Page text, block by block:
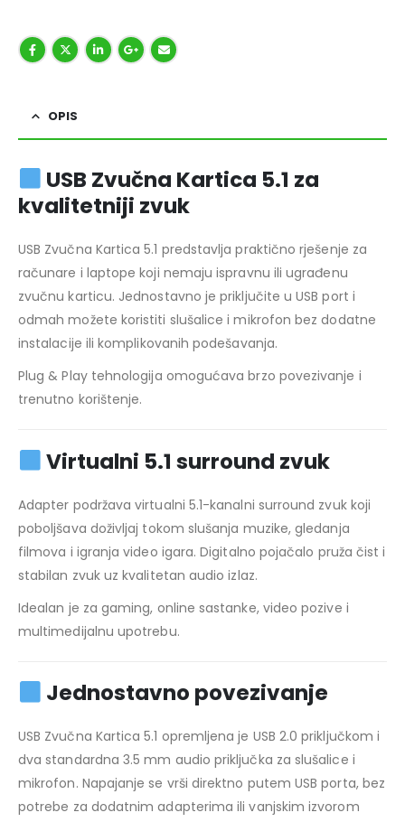
OPIS
USB Zvučna Kartica 5.1 za
kvalitetniji zvuk
USB Zvučna Kartica 5.1 predstavlja praktično rješenje za
računare i laptope koji nemaju ispravnu ili ugrađenu
zvučnu karticu. Jednostavno je priključite u USB port i
odmah možete koristiti slušalice i mikrofon bez dodatne
instalacije ili komplikovanih podešavanja.
Plug & Play tehnologija omogućava brzo povezivanje i
trenutno korištenje.
Virtualni 5.1 surround zvuk
Adapter podržava virtualni 5.1-kanalni surround zvuk koji
poboljšava doživljaj tokom slušanja muzike, gledanja
filmova i igranja video igara. Digitalno pojačalo pruža čist i
stabilan zvuk uz kvalitetan audio izlaz.
Idealan je za gaming, online sastanke, video pozive i
multimedijalnu upotrebu.
Jednostavno povezivanje
USB Zvučna Kartica 5.1 opremljena je USB 2.0 priključkom i
dva standardna 3.5 mm audio priključka za slušalice i
mikrofon. Napajanje se vrši direktno putem USB porta, bez
potrebe za dodatnim adapterima ili vanjskim izvorom